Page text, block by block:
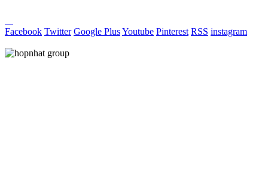
Facebook Twitter Google PlusYoutube Pinterest RSS instagram